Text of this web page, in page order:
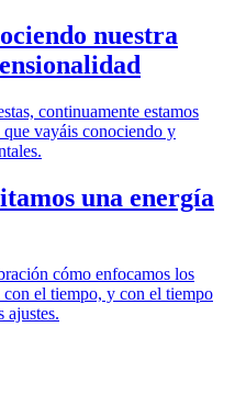
nuestra
continuamente estamos
vayáis conociendo y
una energía
cómo enfocamos los
con el tiempo, y con el tiempo
ajustes.